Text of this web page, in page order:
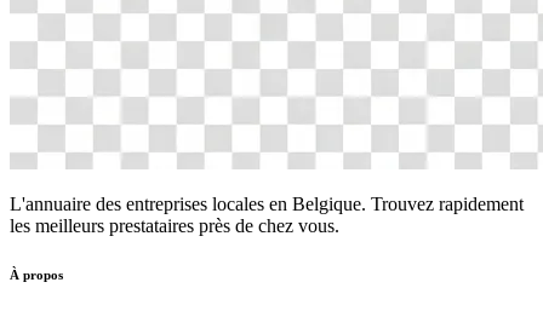
L'annuaire des entreprises locales en Belgique. Trouvez rapidement
les meilleurs prestataires près de chez vous.
À propos